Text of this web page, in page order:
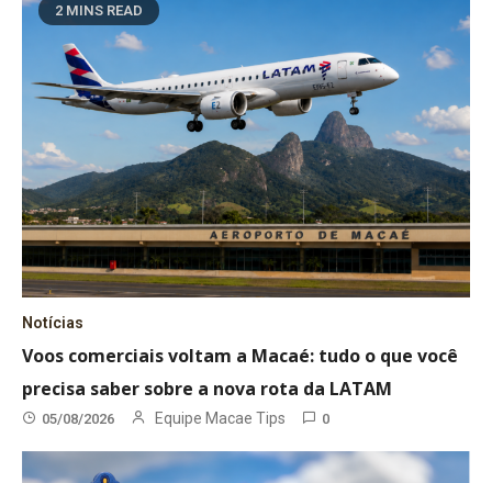
2 MINS READ
Notícias
Voos comerciais voltam a Macaé: tudo o que você
precisa saber sobre a nova rota da LATAM
05/08/2026 Equipe Macae Tips 0